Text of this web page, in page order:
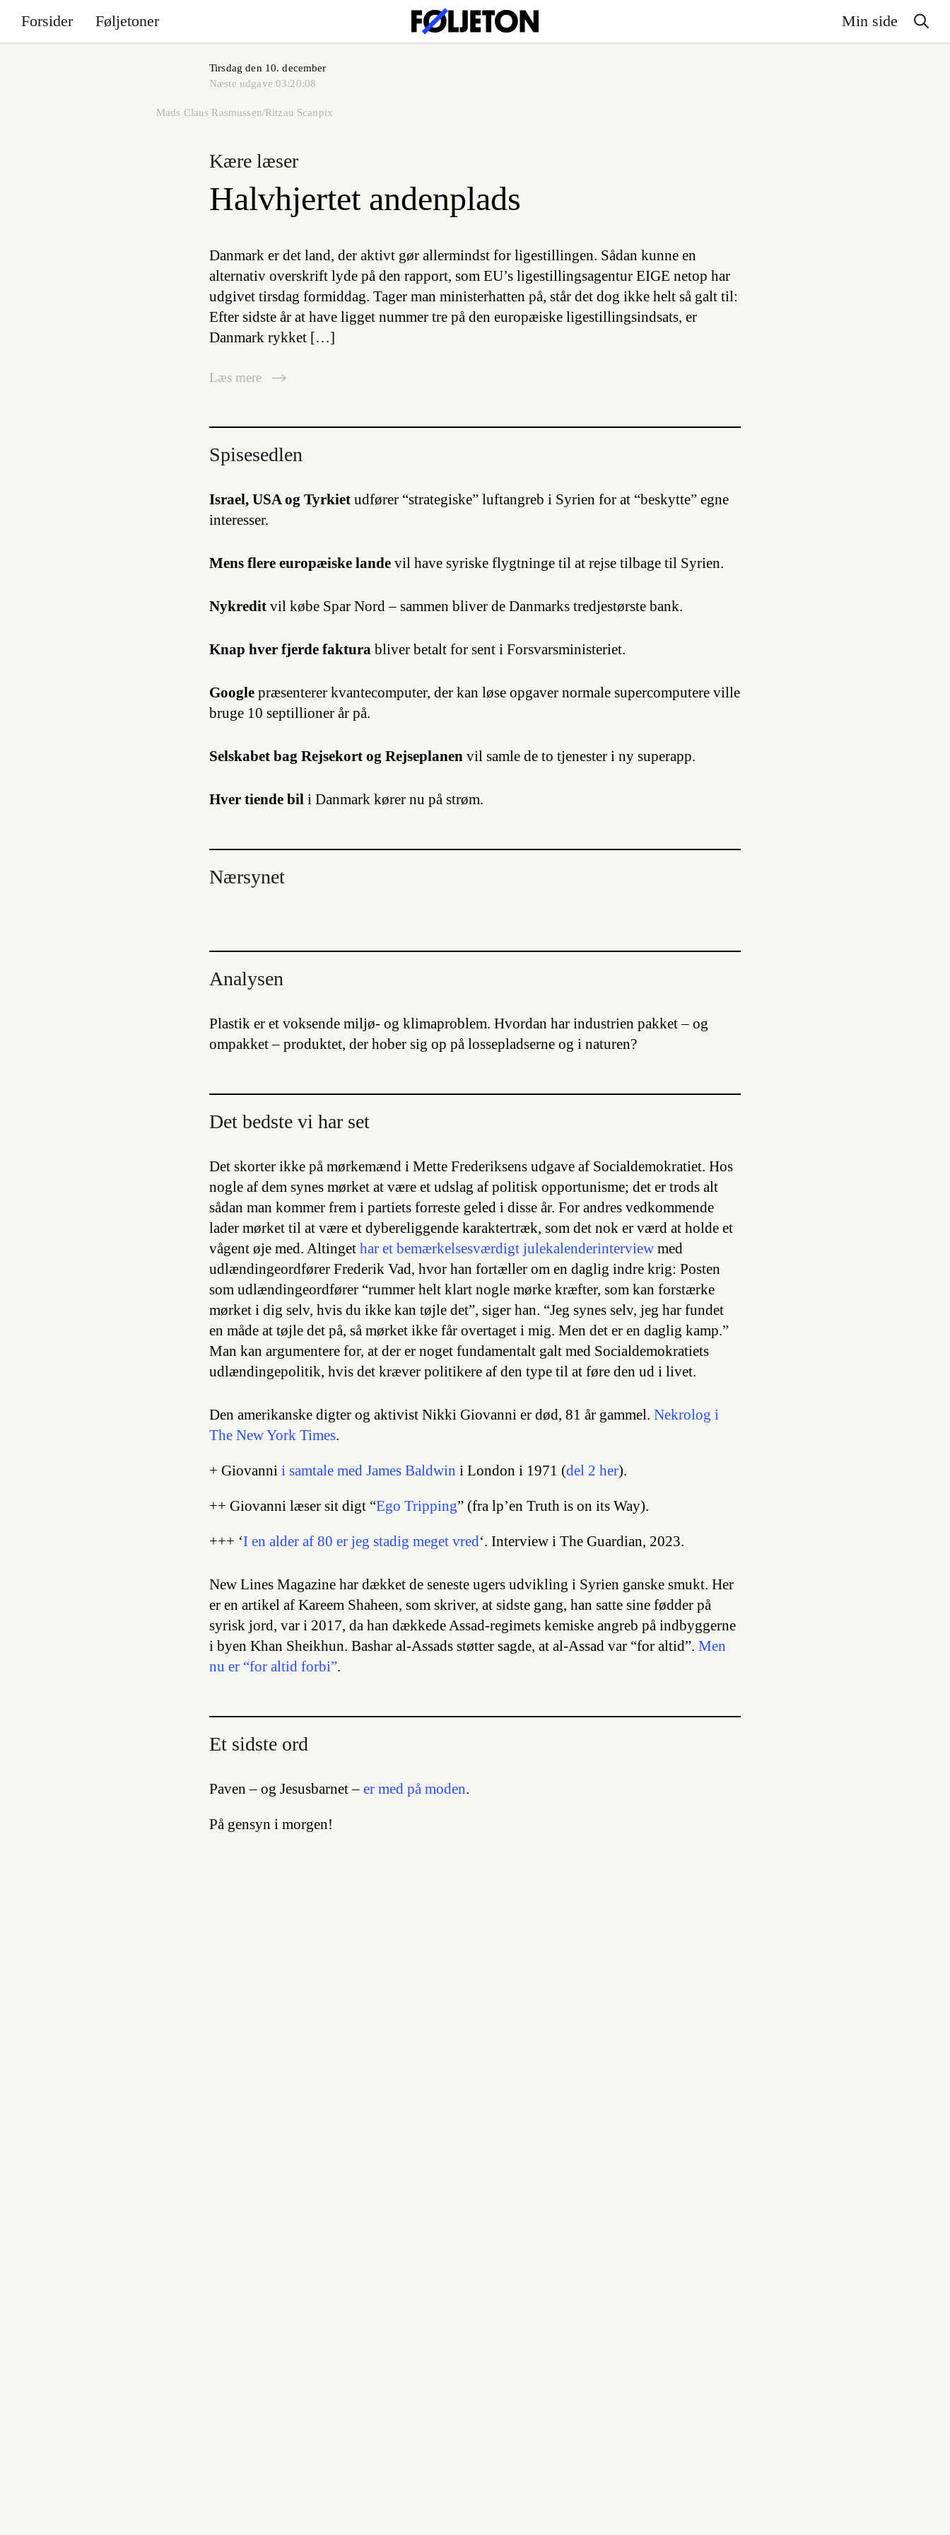
Forsider Føljetoner Min side
Tirsdag den 10. december
Næste udgave 03:20:08
Mads Claus Rasmussen/Ritzau Scanpix
Kære læser
Halvhjertet andenplads
Danmark er det land, der aktivt gør allermindst for ligestillingen. Sådan kunne en
alternativ overskrift lyde på den rapport, som EU’s ligestillingsagentur EIGE netop har
udgivet tirsdag formiddag. Tager man ministerhatten på, står det dog ikke helt så galt til:
Efter sidste år at have ligget nummer tre på den europæiske ligestillingsindsats, er
Danmark rykket […]
Læs mere
Spisesedlen
Israel, USA og Tyrkiet udfører “strategiske” luftangreb i Syrien for at “beskytte” egne
interesser.
Mens flere europæiske lande vil have syriske flygtninge til at rejse tilbage til Syrien.
Nykredit vil købe Spar Nord – sammen bliver de Danmarks tredjestørste bank.
Knap hver fjerde faktura bliver betalt for sent i Forsvarsministeriet.
Google præsenterer kvantecomputer, der kan løse opgaver normale supercomputere ville
bruge 10 septillioner år på.
Selskabet bag Rejsekort og Rejseplanen vil samle de to tjenester i ny superapp.
Hver tiende bil i Danmark kører nu på strøm.
Nærsynet
Analysen
Plastik er et voksende miljø- og klimaproblem. Hvordan har industrien pakket – og
ompakket – produktet, der hober sig op på lossepladserne og i naturen?
Det bedste vi har set
Det skorter ikke på mørkemænd i Mette Frederiksens udgave af Socialdemokratiet. Hos
nogle af dem synes mørket at være et udslag af politisk opportunisme; det er trods alt
sådan man kommer frem i partiets forreste geled i disse år. For andres vedkommende
lader mørket til at være et dybereliggende karaktertræk, som det nok er værd at holde et
vågent øje med. Altinget har et bemærkelsesværdigt julekalenderinterview med
udlændingeordfører Frederik Vad, hvor han fortæller om en daglig indre krig: Posten
som udlændingeordfører “rummer helt klart nogle mørke kræfter, som kan forstærke
mørket i dig selv, hvis du ikke kan tøjle det”, siger han. “Jeg synes selv, jeg har fundet
en måde at tøjle det på, så mørket ikke får overtaget i mig. Men det er en daglig kamp.”
Man kan argumentere for, at der er noget fundamentalt galt med Socialdemokratiets
udlændingepolitik, hvis det kræver politikere af den type til at føre den ud i livet.
Den amerikanske digter og aktivist Nikki Giovanni er død, 81 år gammel. Nekrolog i
The New York Times.
+ Giovanni i samtale med James Baldwin i London i 1971 (del 2 her).
++ Giovanni læser sit digt “Ego Tripping” (fra lp’en Truth is on its Way).
+++ ‘I en alder af 80 er jeg stadig meget vred‘. Interview i The Guardian, 2023.
New Lines Magazine har dækket de seneste ugers udvikling i Syrien ganske smukt. Her
er en artikel af Kareem Shaheen, som skriver, at sidste gang, han satte sine fødder på
syrisk jord, var i 2017, da han dækkede Assad-regimets kemiske angreb på indbyggerne
i byen Khan Sheikhun. Bashar al-Assads støtter sagde, at al-Assad var “for altid”. Men
nu er “for altid forbi”.
Et sidste ord
Paven – og Jesusbarnet – er med på moden.
På gensyn i morgen!